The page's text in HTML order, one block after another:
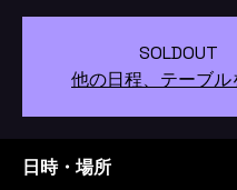
SOLDOUT
他の日程、テーブル
日時・場所